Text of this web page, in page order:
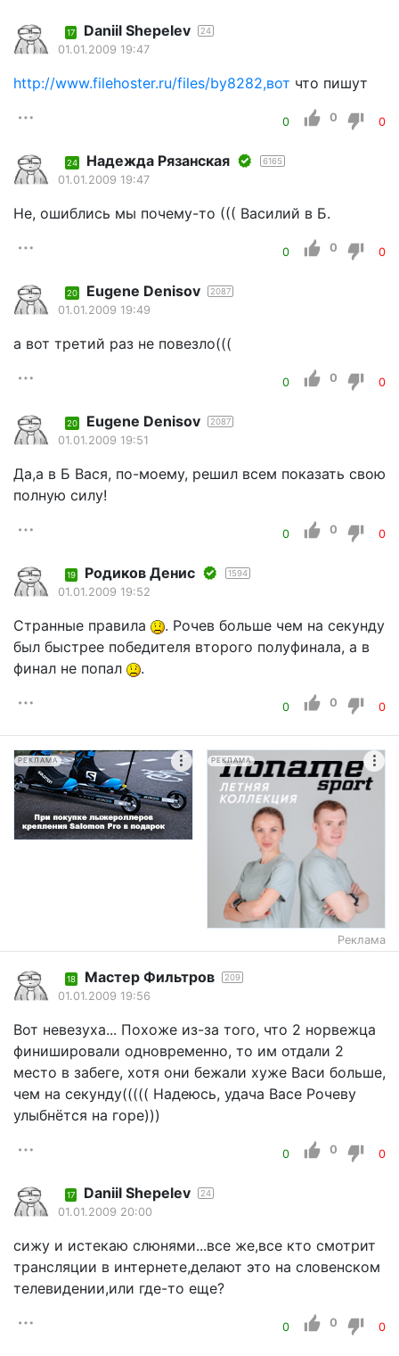
17 Daniil Shepelev 24
01.01.2009 19:47
http://www.filehoster.ru/files/by8282,вот что пишут
0 0 0
24 Надежда Рязанская 6165
01.01.2009 19:47
Не, ошиблись мы почему-то ((( Василий в Б.
0 0 0
20 Eugene Denisov 2087
01.01.2009 19:49
а вот третий раз не повезло(((
0 0 0
20 Eugene Denisov 2087
01.01.2009 19:51
Да,а в Б Вася, по-моему, решил всем показать свою
полную силу!
0 0 0
19 Родиков Денис 1594
01.01.2009 19:52
Странные правила
. Рочев больше чем на секунду
был быстрее победителя второго полуфинала, а в
финал не попал
.
0 0 0
РЕКЛАМА РЕКЛАМА
Реклама
18 Мастер Фильтров 209
01.01.2009 19:56
Вот невезуха... Похоже из-за того, что 2 норвежца
финишировали одновременно, то им отдали 2
место в забеге, хотя они бежали хуже Васи больше,
чем на секунду((((( Надеюсь, удача Васе Рочеву
улыбнётся на горе)))
0 0 0
17 Daniil Shepelev 24
01.01.2009 20:00
сижу и истекаю слюнями...все же,все кто смотрит
трансляции в интернете,делают это на словенском
телевидении,или где-то еще?
0 0 0